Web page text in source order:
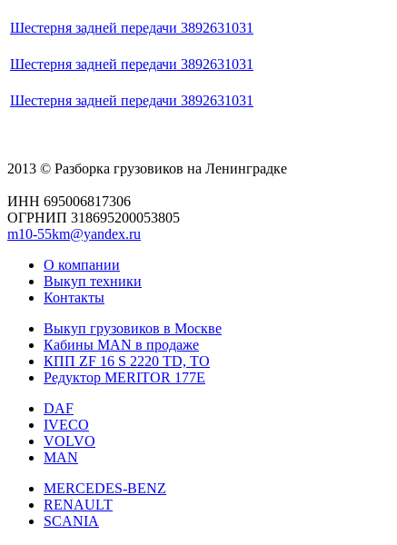
Шестерня задней передачи 3892631031
Шестерня задней передачи 3892631031
Шестерня задней передачи 3892631031
2013 © Разборка грузовиков на Ленинградке
ИНН 695006817306
ОГРНИП 318695200053805
m10-55km@yandex.ru
О компании
Выкуп техники
Контакты
Выкуп грузовиков в Москве
Кабины MAN в продаже
КПП ZF 16 S 2220 TD, TO
Редуктор MERITOR 177Е
DAF
IVECO
VOLVO
MAN
MERCEDES-BENZ
RENAULT
SCANIA